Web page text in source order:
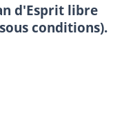
d'Esprit libre
conditions).